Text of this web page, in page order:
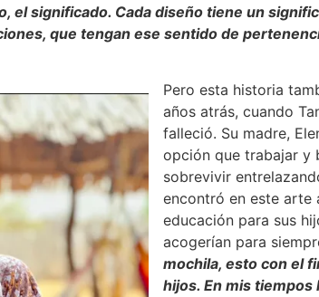
el significado. Cada diseño tiene un
que tengan ese sentido de
Pero esta historia
años atrás, cuando
falleció. Su madre,
opción que trabajar y
sobrevivir
encontró en este arte
educación para sus
acogerían para
mochila, esto con el
hijos. En mis